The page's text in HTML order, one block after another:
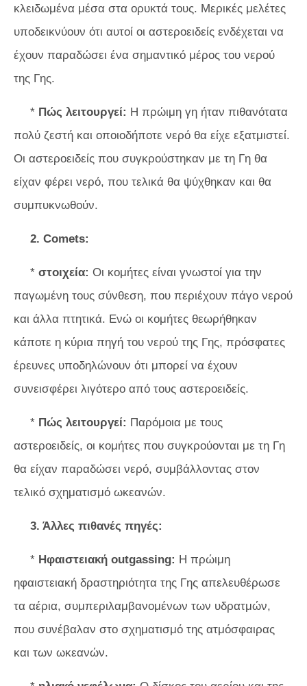
κλειδωμένα μέσα στα ορυκτά τους. Μερικές μελέτες
υποδεικνύουν ότι αυτοί οι αστεροειδείς ενδέχεται να
έχουν παραδώσει ένα σημαντικό μέρος του νερού
της Γης.
* Πώς λειτουργεί: Η πρώιμη γη ήταν πιθανότατα
πολύ ζεστή και οποιοδήποτε νερό θα είχε εξατμιστεί.
Οι αστεροειδείς που συγκρούστηκαν με τη Γη θα
είχαν φέρει νερό, που τελικά θα ψύχθηκαν και θα
συμπυκνωθούν.
2. Comets:
* στοιχεία: Οι κομήτες είναι γνωστοί για την
παγωμένη τους σύνθεση, που περιέχουν πάγο νερού
και άλλα πτητικά. Ενώ οι κομήτες θεωρήθηκαν
κάποτε η κύρια πηγή του νερού της Γης, πρόσφατες
έρευνες υποδηλώνουν ότι μπορεί να έχουν
συνεισφέρει λιγότερο από τους αστεροειδείς.
* Πώς λειτουργεί: Παρόμοια με τους
αστεροειδείς, οι κομήτες που συγκρούονται με τη Γη
θα είχαν παραδώσει νερό, συμβάλλοντας στον
τελικό σχηματισμό ωκεανών.
3. Άλλες πιθανές πηγές:
* Ηφαιστειακή outgassing: Η πρώιμη
ηφαιστειακή δραστηριότητα της Γης απελευθέρωσε
τα αέρια, συμπεριλαμβανομένων των υδρατμών,
που συνέβαλαν στο σχηματισμό της ατμόσφαιρας
και των ωκεανών.